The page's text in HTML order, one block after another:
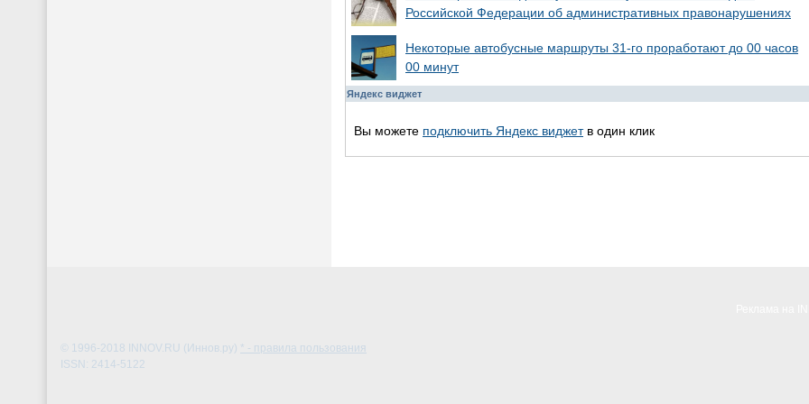
Российской Федерации об административных правонарушениях
Некоторые автобусные маршруты 31-го проработают до 00 часов
00 минут
Яндекс виджет
Вы можете подключить Яндекс виджетв один клик
© 1996-2018 INNOV.RU (Иннов.ру) * - правила пользования
ISSN: 2414-5122